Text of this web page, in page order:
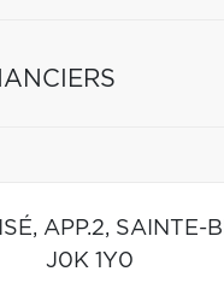
APP.2, SAINTE-
J0K 1Y0